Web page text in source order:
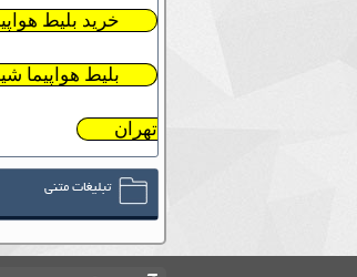
خرید بلیط
بلیط هواپیما
تهران
تبلیغات متنی